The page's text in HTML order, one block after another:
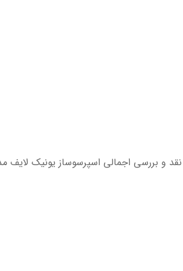
نقد و بررسی اجمالی اسپرسوساز یونیک لایف مدل